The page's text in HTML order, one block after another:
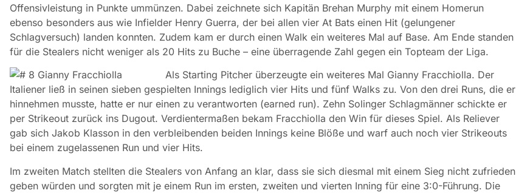
Offensivleistung in Punkte ummünzen. Dabei zeichnete sich Kapitän Brehan Murphy mit einem Homerun
ebenso besonders aus wie Infielder Henry Guerra, der bei allen vier At Bats einen Hit (gelungener
Schlagversuch) landen konnten. Zudem kam er durch einen Walk ein weiteres Mal auf Base. Am Ende standen
für die Stealers nicht weniger als 20 Hits zu Buche – eine überragende Zahl gegen ein Topteam der Liga.
Als Starting Pitcher überzeugte ein weiteres Mal Gianny Fracchiolla. Der
Italiener ließ in seinen sieben gespielten Innings lediglich vier Hits und fünf Walks zu. Von den drei Runs, die er
hinnehmen musste, hatte er nur einen zu verantworten (earned run). Zehn Solinger Schlagmänner schickte er
per Strikeout zurück ins Dugout. Verdientermaßen bekam Fracchiolla den Win für dieses Spiel. Als Reliever
gab sich Jakob Klasson in den verbleibenden beiden Innings keine Blöße und warf auch noch vier Strikeouts
bei einem zugelassenen Run und vier Hits.
Im zweiten Match stellten die Stealers von Anfang an klar, dass sie sich diesmal mit einem Sieg nicht zufrieden
geben würden und sorgten mit je einem Run im ersten, zweiten und vierten Inning für eine 3:0-Führung. Die